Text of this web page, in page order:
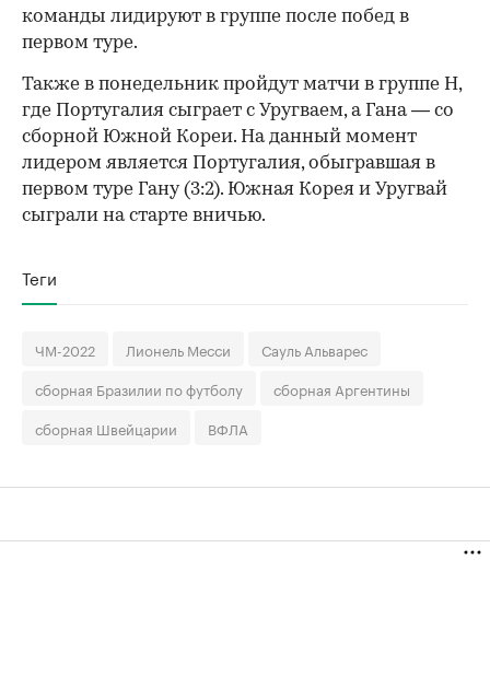
команды лидируют в группе после побед в
первом туре.
Также в понедельник пройдут матчи в группе Н,
где Португалия сыграет с Уругваем, а Гана — со
сборной Южной Кореи. На данный момент
лидером является Португалия, обыгравшая в
первом туре Гану (3:2). Южная Корея и Уругвай
сыграли на старте вничью.
Теги
ЧМ-2022 Лионель Месси
Сауль Альварес
сборная Бразилии по футболу
сборная Аргентины
сборная Швейцарии
ВФЛА